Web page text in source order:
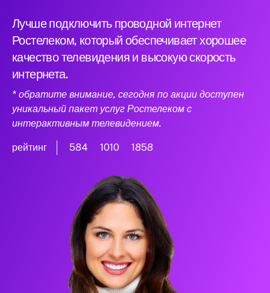
Лучше подключить проводной интернет
Ростелеком, который обеспечивает хорошее
качество телевидения и высокую скорость
интернета.
* обратите внимание, сегодня по акции доступен
уникальный пакет услуг Ростелеком с
интерактивным телевидением.
рейтинг 584 1010 1858